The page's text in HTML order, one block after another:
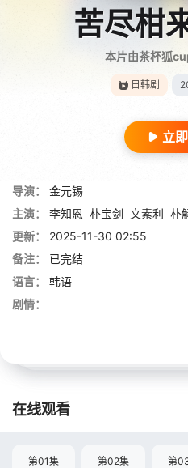
苦尽柑
本片由茶杯狐
日韩剧
立
导演：
金元锡
主演：
李知恩 朴宝剑 文素利 朴
更新：
2025-11-30 02:55
备注：
已完结
语言：
韩语
剧情：
在线观看
第01集 第02集 第